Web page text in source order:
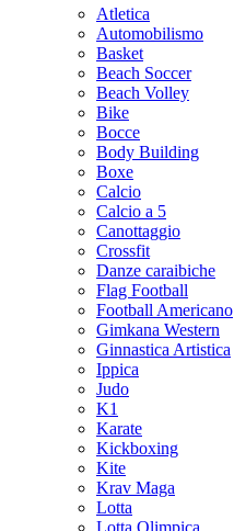
Atletica
Automobilismo
Basket
Beach Soccer
Beach Volley
Bike
Bocce
Body Building
Boxe
Calcio
Calcio a 5
Canottaggio
Crossfit
Danze caraibiche
Flag Football
Football Americano
Gimkana Western
Ginnastica Artistica
Ippica
Judo
K1
Karate
Kickboxing
Kite
Krav Maga
Lotta
Lotta Olimpica